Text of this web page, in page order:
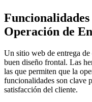
Operación de
Un sitio web de entrega de
buen diseño frontal. Las
las que permiten que la
funcionalidades son clave
satisfacción del cliente.